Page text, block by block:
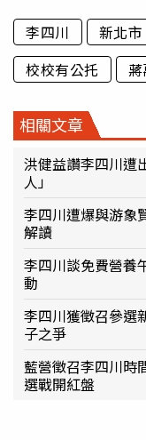
李四川 新北市
校校有公托
相關文章
洪健益讚李四川
人」
李四川遭爆與游
解讀
李四川談免費營
動
李四川獲徵召參
子之爭
藍營徵召李四川
選戰開紅盤